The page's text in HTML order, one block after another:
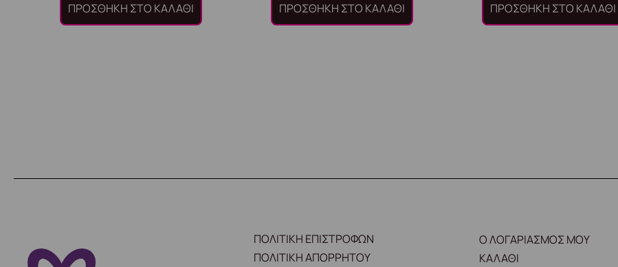
ΠΡΟΣΘΉΚΗ ΣΤΟ ΚΑΛΆΘΙ ΠΡΟΣΘΉΚΗ ΣΤΟ ΚΑΛΆΘΙ ΠΡΟΣΘΉΚΗ ΣΤΟ ΚΑΛΆΘΙ
ΠΟΛΙΤΙΚΗ ΕΠΙΣΤΡΟΦΩΝ
ΠΟΛΙΤΙΚΗ ΑΠΟΡΡΗΤΟΥ
Ο ΛΟΓΑΡΙΑΣΜΟΣ ΜΟΥ
ΚΑΛΑΘΙ